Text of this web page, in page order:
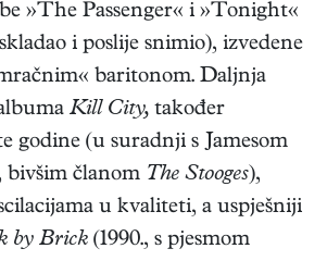
»The Passenger« i »Tonight«
i poslije snimio), izvedene
baritonom. Daljnja
Kill City, također
godine (u suradnji s Jamesom
bivšim članom The Stooges),
u kvaliteti, a uspješniji
by Brick (1990., s pjesmom